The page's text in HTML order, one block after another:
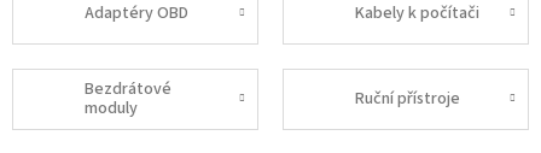
Adaptéry OBD Kabely k počítači
Bezdrátové
moduly
Ruční přístroje